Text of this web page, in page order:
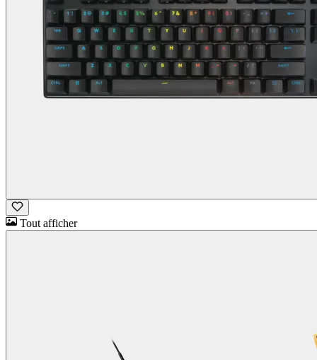
Tout afficher